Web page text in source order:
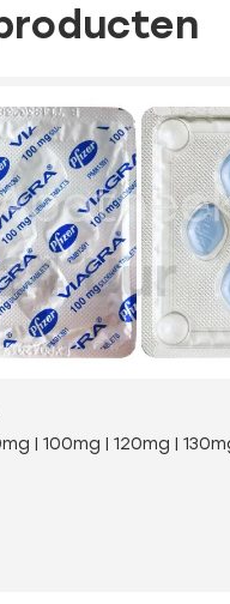
| 100mg | 120mg |